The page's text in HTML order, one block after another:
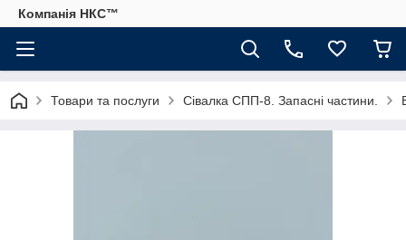
Компанія НКС™
Товари та послуги Сівалка СПП-8. Запасні частини.